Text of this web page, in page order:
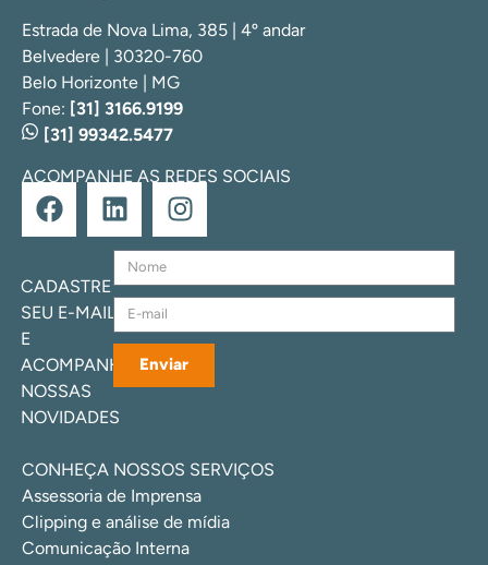
Estrada de Nova Lima, 385 | 4º andar
Belvedere | 30320-760
Belo Horizonte | MG
Fone: [31] 3166.9199
[31] 99342.5477
ACOMPANHE AS REDES SOCIAIS
CADASTRE
SEU E-MAIL
E
ACOMPANHE
NOSSAS
NOVIDADES
Enviar
CONHEÇA NOSSOS SERVIÇOS
Assessoria de Imprensa
Clipping e análise de mídia
Comunicação Interna